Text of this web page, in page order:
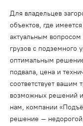
Для владельцев
объектов, где
актуальным вопросом
грузов с подземного
оптимальным
подвала, цена и
соответствует
возможных решений
нам, компании
решение –